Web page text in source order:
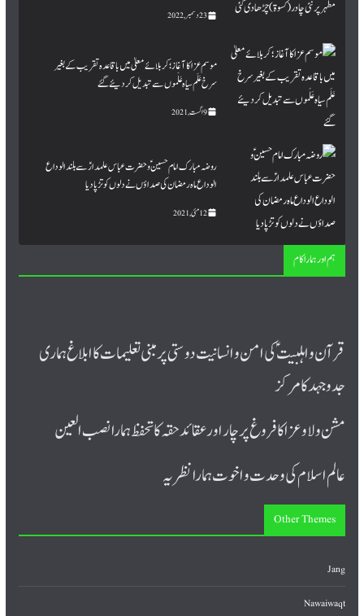
23 دسمبر, 2022
موسم عزا کا آغاز؛ کربلائے معلیٰ میں باقاعدہ تقریب کے بغیر
سرخ عَلَم سیاہ عَلَموں سے تبدیل کردیئے گئے
9 اگست, 2021
روضہ مبارک امام حسینؑ و حضرت عباس علمدارؑ سے بلند الوداع
الوداع ماہ رمضان کی صداؤں نے دلوں کو تڑپا دیا
12 مئی, 2021
ہم اور ہمارا کام
قرآن و اہلبیت ؑ کی امن و انسانیت دوستی پر مبنی تعلیمات کا ابلاغ ہماری
جدوجہد کا مرکز
مشن ولا و عزا کا فروغ پرچار اورعقائد حقہ کا تحفظ ہمارا نصب العین
عالم اسلام کی وحدت و اخوت ہمارا نظریہ
Other Themes
Jang
Nawaiwaqt